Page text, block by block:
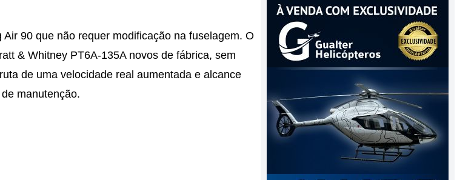
90 que não requer modificação na fuselagem. O
& Whitney PT6A-135A novos de fábrica, sem
de uma velocidade real aumentada e alcance
manutenção.